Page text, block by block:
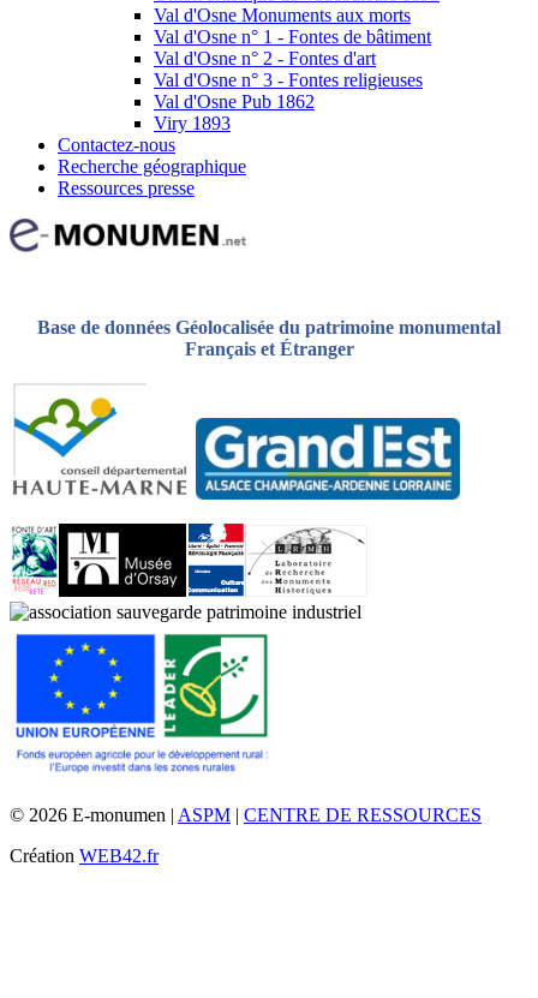
Val d'Osne Monuments aux morts
Val d'Osne n° 1 - Fontes de bâtiment
Val d'Osne n° 2 - Fontes d'art
Val d'Osne n° 3 - Fontes religieuses
Val d'Osne Pub 1862
Viry 1893
Contactez-nous
Recherche géographique
Ressources presse
Base de données Géolocalisée du patrimoine monumental
Français et Étranger
© 2026 E-monumen | ASPM | CENTRE DE RESSOURCES
Création WEB42.fr